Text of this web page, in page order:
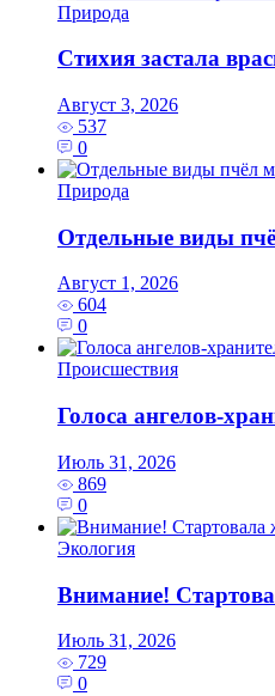
Природа
Стихия застала
Август 3, 2026
537
0
Природа
Отдельные виды
Август 1, 2026
604
0
Происшествия
Голоса ангелов-
Июль 31, 2026
869
0
Экология
Внимание!
Июль 31, 2026
729
0